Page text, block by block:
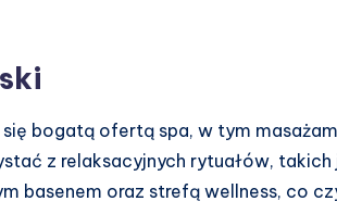
bogatą ofertą spa, w tym
z relaksacyjnych rytuałów,
basenem oraz strefą wellness, co